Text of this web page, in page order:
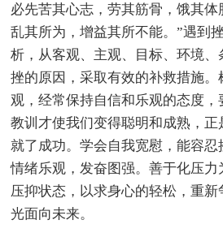
必先苦其心志，劳其筋骨，饿其
乱其所为，增益其所不能。”遇到
析，从客观、主观、目标、环境
挫的原因，采取有效的补救措施
观，经常保持自信和乐观的态度
教训才使我们变得聪明和成熟，
就了成功。学会自我宽慰，能容忍
情绪乐观，发奋图强。善于化压
压抑状态，以求身心的轻松，重新
光面向未来。